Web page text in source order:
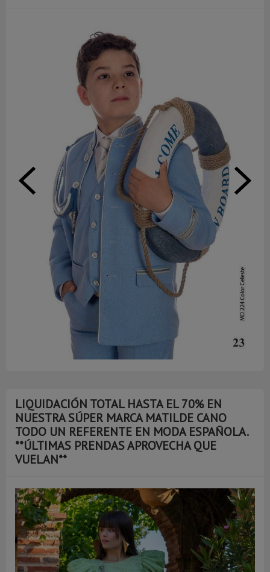
LIQUIDACIÓN TOTAL HASTA EL 70% EN
NUESTRA SÚPER MARCA MATILDE CANO
TODO UN REFERENTE EN MODA ESPAÑOLA.
**ÚLTIMAS PRENDAS APROVECHA QUE
VUELAN**